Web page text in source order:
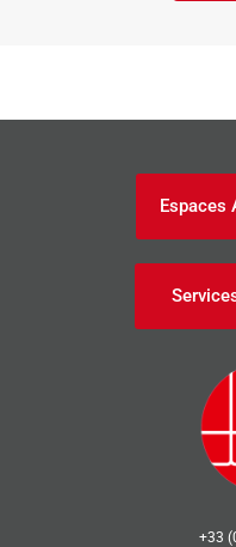
+33